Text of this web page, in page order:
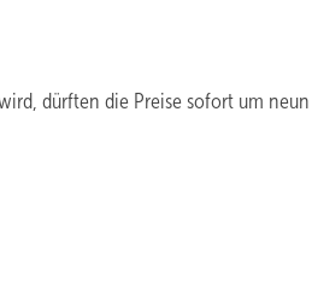
dürften die Preise sofort um neun